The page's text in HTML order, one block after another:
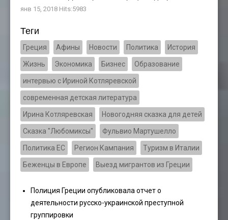
янв 15, 2018 Hits:5983
Теги
Греция Афины Новости Политика История
Жизнь Экономика Бизнес Образование
интервью с Ириной Котляревской
современная детская литература
Ирина Котляревская Новогодняя сказка для детей
Сказка "Любомиксы" Фульвио Мартушелло
Политика ЕС Регион Кампания Туризм в Италии
Беженцы в Европе Выезд мигрантов из Греции
Полиция Греции опубликовала отчет о
деятельности русско-украинской преступной
группировки